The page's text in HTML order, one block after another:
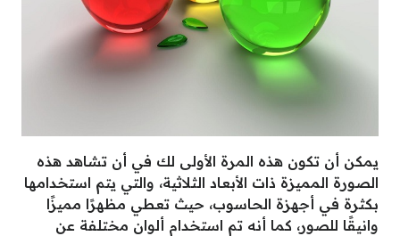
يمكن أن تكون هذه المرة الأولى لك في أن تشاهد هذه
الصورة المميزة ذات الأبعاد الثلاثية، والتي يتم استخدامها
بكثرة في أجهزة الحاسوب، حيث تعطي مظهرًا مميزًا
وانيقًا للصور، كما أنه تم استخدام ألوان مختلفة عن